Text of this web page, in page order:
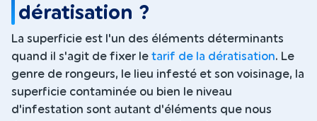
dératisation ?
La superficie est l'un des éléments déterminants
quand il s'agit de fixer le tarif de la dératisation. Le
genre de rongeurs, le lieu infesté et son voisinage, la
superficie contaminée ou bien le niveau
d'infestation sont autant d'éléments que nous